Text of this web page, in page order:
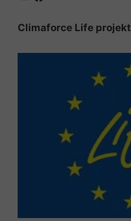
Climaforce Life projekt